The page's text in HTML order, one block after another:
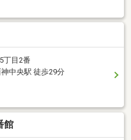
丁目2番
中央駅 徒歩29分
館